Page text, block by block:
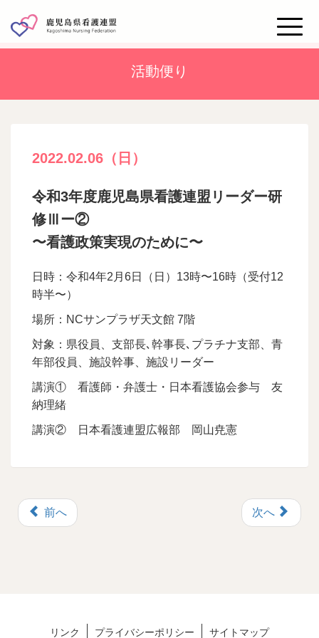
Toggle
活動便り
2022.02.06（日）
令和3年度鹿児島県看護連盟リーダー研
修Ⅲー②
〜看護政策実現のために〜
日時：令和4年2月6日（日）13時〜16時（受付12
時半〜）
場所：NCサンプラザ天文館 7階
対象：県役員、支部長､幹事長､プラチナ支部、青
年部役員、施設幹事、施設リーダー
講演① 看護師・弁護士・日本看護協会参与 友
納理緒
講演② 日本看護連盟広報部 岡山尭憲
前へ 次へ
リンク プライバシーポリシー サイトマップ